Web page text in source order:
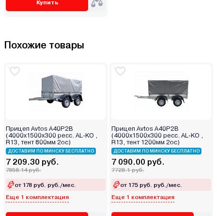
Купить
Похожие товары
Прицеп Avtos A40P2B
(4000х1500х300 ресс. AL-KO ,
R13, тент 800мм 2ос)
ДОСТАВИМ ПО МИНСКУ БЕСПЛАТНО
7 209.30 руб.
7858.14 руб.
от 178 руб. руб./мес.
Еще 1 комплектация
Прицеп Avtos A40P2B
(4000х1500х300 ресс. AL-KO ,
R13, тент 1200мм 2ос)
ДОСТАВИМ ПО МИНСКУ БЕСПЛАТНО
7 090.00 руб.
7728.1 руб.
от 175 руб. руб./мес.
Еще 1 комплектация